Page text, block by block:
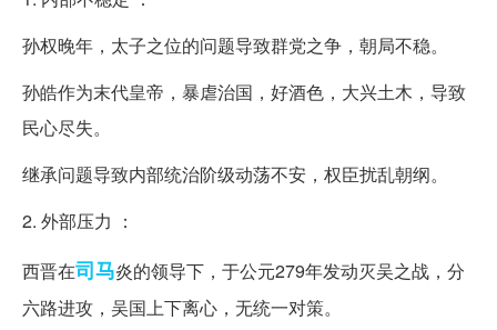
孙权晚年，太子之位的问题导致群党之争，朝局不稳。
孙皓作为末代皇帝，暴虐治国，好酒色，大兴土木，导致
民心尽失。
继承问题导致内部统治阶级动荡不安，权臣扰乱朝纲。
2. 外部压力 ：
西晋在司马炎的领导下，于公元279年发动灭吴之战，分
六路进攻，吴国上下离心，无统一对策。